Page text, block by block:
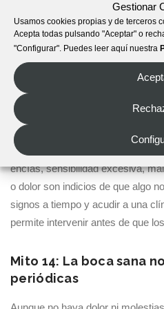
Gestionar
Usamos cookies propias y de terceros
Acepta todas pulsando "Aceptar" o
"Configurar". Puedes leer aquí nuestra
pequeños para garantizar su
años.
Mito 13: Solo los
problemas
Si bien los dentistas tienen la
diagnosticar y tratar
también pueden identificar
encías, sensibilidad excesiva,
o dolor son indicios de que algo
signos a tiempo y acudir a una
permite intervenir antes de que
Mito 14: La boca sana
periódicas